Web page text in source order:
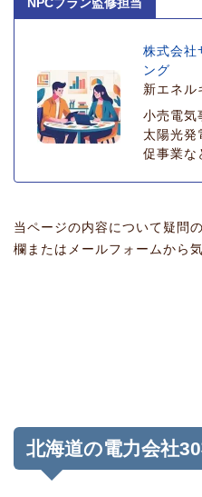
株式会社
ング
新エネル
小売電気
太陽光発
促事業な
当ページの内容について疑問
欄またはメールフォームから
北海道の電力会社